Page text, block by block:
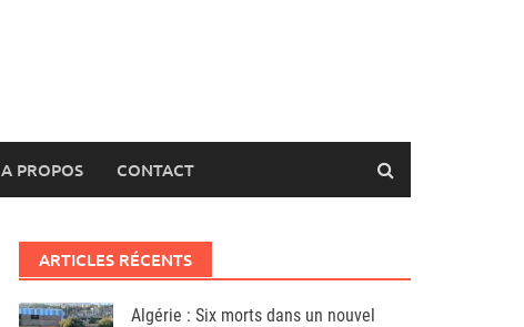
A PROPOS CONTACT
ARTICLES RÉCENTS
Algérie : Six morts dans un nouvel